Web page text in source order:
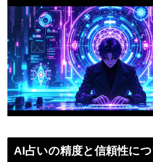
AI占いの精度と信頼性に